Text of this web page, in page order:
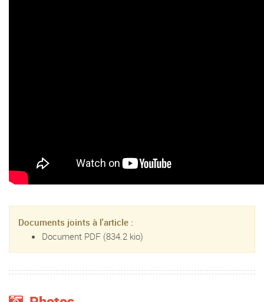
Documents joints à l'article :
Document PDF (834.2 kio)